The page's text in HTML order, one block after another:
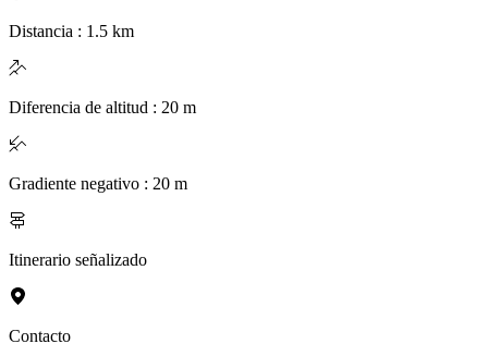
Distancia : 1.5 km
Diferencia de altitud : 20 m
Gradiente negativo : 20 m
Itinerario señalizado
Contacto